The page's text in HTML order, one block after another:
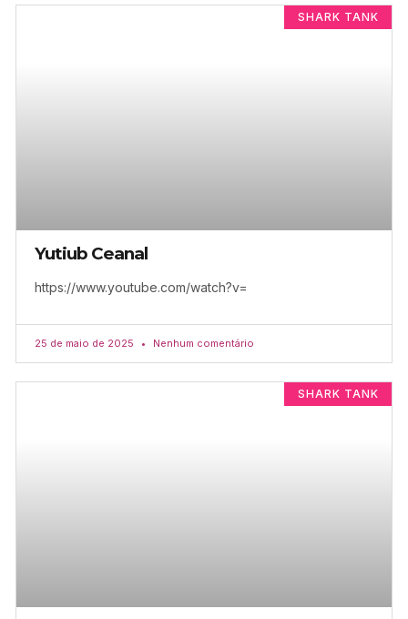
SHARK TANK
Yutiub Ceanal
https://www.youtube.com/watch?v=
25 de maio de 2025 Nenhum comentário
SHARK TANK